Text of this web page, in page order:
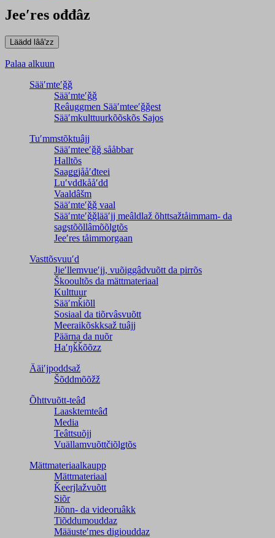
Jeeʹres ođđâz
Palaa alkuun
Sääʹmteʹǧǧ
Sääʹmteʹǧǧ
Reâuggmen Sääʹmteeʹǧǧest
Sääʹmkulttuurkõõskõs Sajos
Tuʹmmstõktuâjj
Sääʹmteeʹǧǧ sååbbar
Halltõs
Saaǥǥjååʹđteei
Luʹvddkååʹdd
Vaaldâšm
Sääʹmteʹǧǧ vaal
Sääʹmteʹǧǧlääʹjj meâldlaž õhttsažtåimmam- da
saǥstõõllâmõõlǥtõs
Jeeʹres tåimmorgaan
Vasttõsvuuʹd
Jieʹllemvueʹjj, vuõiggâdvuõtt da pirrõs
Škooultõs da mättmateriaal
Kulttuur
Sääʹmǩiõll
Sosiaal da tiõrvâsvuõtt
Meeraikõskksaž tuâjj
Päärna da nuõr
Haʹŋǩǩõõzz
Ääiʹjpoddsaž
Šõddmõõžž
Õhttvuõtt-teâđ
Laasktemteâđ
Media
Teâttsuõjj
Vuällamvuõttčiõlǥtõs
Mättmateriaalkaupp
Mättmateriaal
Ǩeerjlažvuõtt
Siõr
Jiõnn- da videoruâkk
Tiõddumouddaz
Määusteʹmes digiouddaz